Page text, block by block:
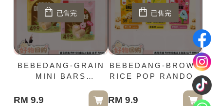
已售完
BEBEDANG-GRAIN
MINI BARS
RM 9.9
已售完
BEBEDANG-BROWN
RICE POP RANDOM
RM 9.9